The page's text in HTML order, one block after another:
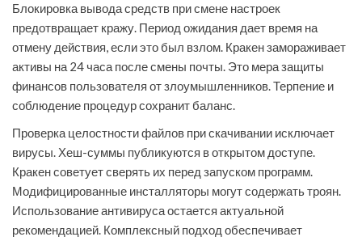
Блокировка вывода средств при смене настроек
предотвращает кражу. Период ожидания дает время на
отмену действия, если это был взлом. Кракен замораживает
активы на 24 часа после смены почты. Это мера защиты
финансов пользователя от злоумышленников. Терпение и
соблюдение процедур сохранит баланс.
Проверка целостности файлов при скачивании исключает
вирусы. Хеш-суммы публикуются в открытом доступе.
Кракен советует сверять их перед запуском программ.
Модифицированные инсталляторы могут содержать троян.
Использование антивируса остается актуальной
рекомендацией. Комплексный подход обеспечивает